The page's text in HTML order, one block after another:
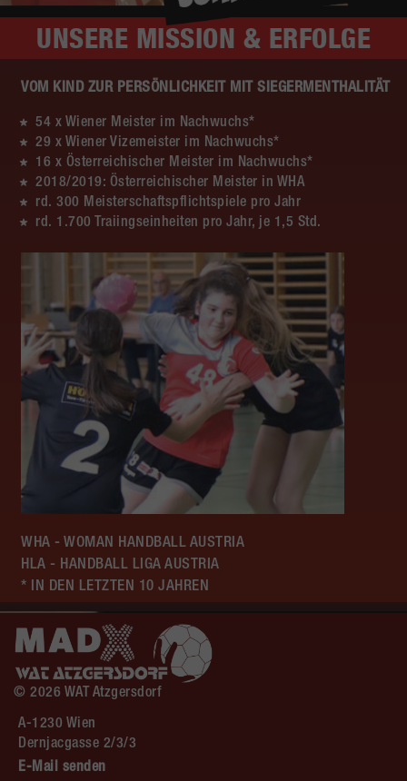
UNSERE MISSION & ERFOLGE
VOM KIND ZUR PERSÖNLICHKEIT MIT SIEGERMENTHALITÄT
54 x Wiener Meister im Nachwuchs*
29 x Wiener Vizemeister im Nachwuchs*
16 x Österreichischer Meister im Nachwuchs*
2018/2019: Österreichischer Meister in WHA
rd. 300 Meisterschaftspflichtspiele pro Jahr
rd. 1.700 Traiingseinheiten pro Jahr, je 1,5 Std.
WHA - WOMAN HANDBALL AUSTRIA
HLA - HANDBALL LIGA AUSTRIA
* IN DEN LETZTEN 10 JAHREN
© 2026 WAT Atzgersdorf
A-1230 Wien
Dernjacgasse 2/3/3
E-Mail senden